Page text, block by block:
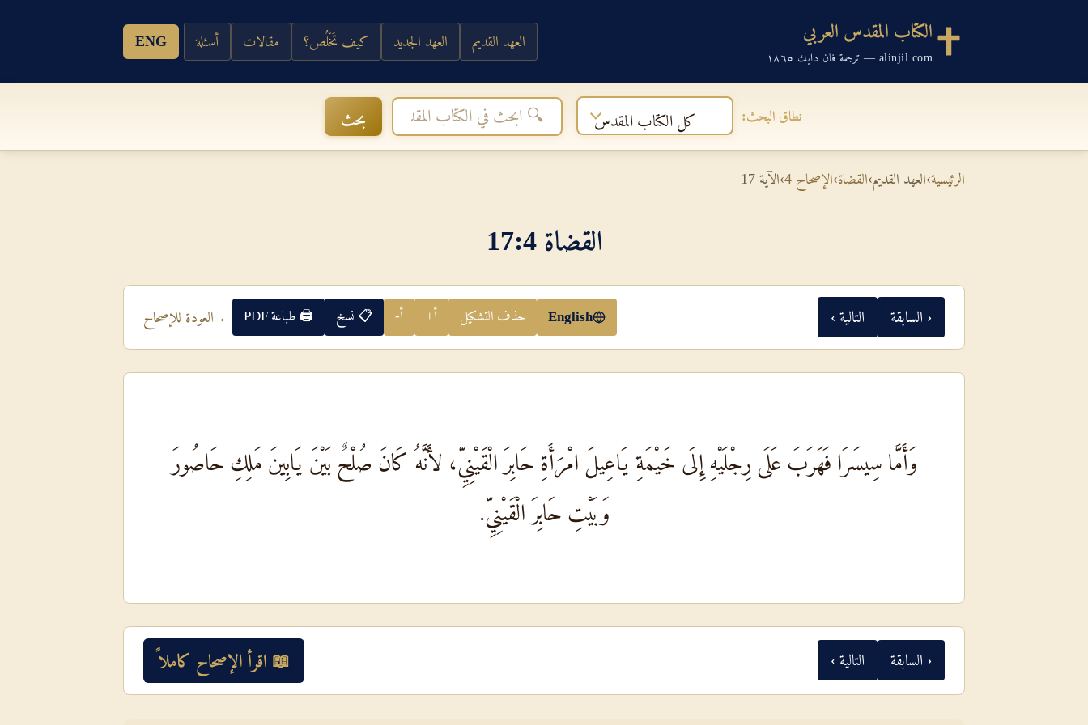
الكتاب المقدس العربي
alinjil.com — ترجمة فان دايك ١٨٦٥
العهد القديم العهد الجديد كيف تَخْلُص؟ مقالات أسئلة ENG
نطاق البحث: كل الكتاب المقدس بحث
الرئيسية›العهد القديم›القضاة›الإصحاح 4 ›الآية 17
القضاة 4‏:‏17
‹ السابقة التالية › English حذف التشكيل أ+ أ- 📋 نسخ 🖨 طباعة PDF ← العودة للإصحاح
وَأَمَّا سِيسَرَا فَهَرَبَ عَلَى رِجْلَيْهِ إِلَى خَيْمَةِ يَاعِيلَ امْرَأَةِ حَابِرَ الْقَيْنِيِّ، لأَنَّهُ كَانَ صُلْحٌ بَيْنَ يَابِينَ مَلِكِ حَاصُورَ
وَبَيْتِ حَابِرَ الْقَيْنِيِّ.
‹ السابقة التالية › 📖 اقرأ الإصحاح كاملاً